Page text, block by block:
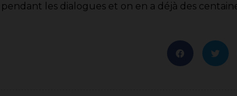
pendant les dialogues et on en a déjà des